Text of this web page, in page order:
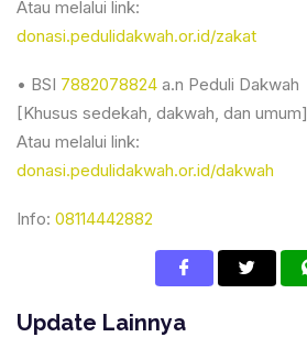
Atau melalui link:
donasi.pedulidakwah.or.id/zakat
• BSI 7882078824 a.n Peduli Dakwah
[Khusus sedekah, dakwah, dan umum]
Atau melalui link:
donasi.pedulidakwah.or.id/dakwah
Info: 08114442882
Update Lainnya